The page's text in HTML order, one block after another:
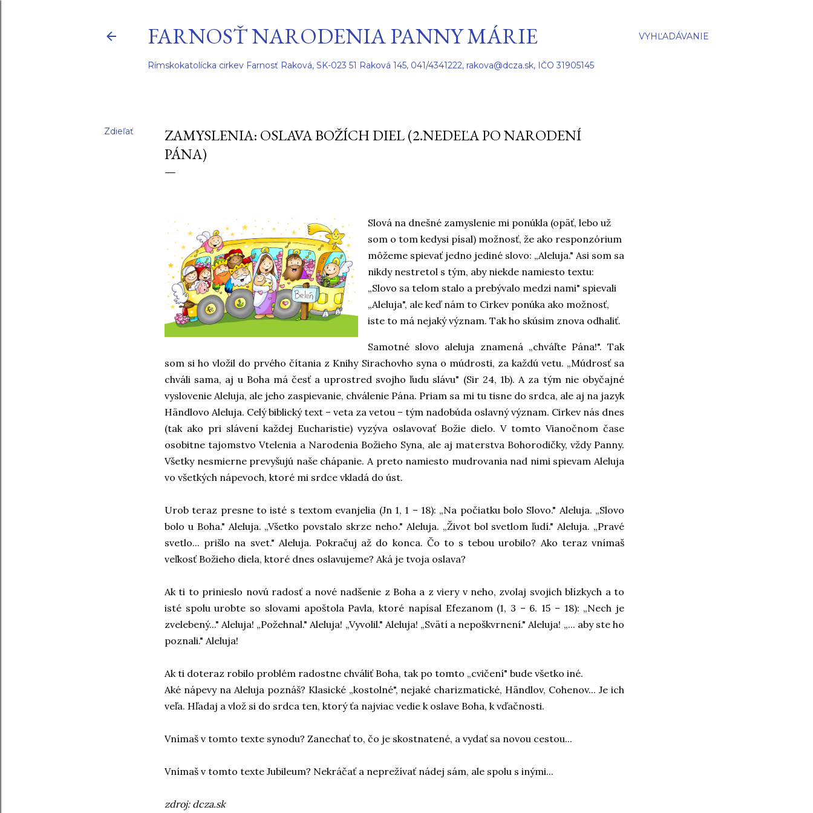
VYHĽADÁVANIE
FARNOSŤ NARODENIA PANNY MÁRIE
Rímskokatolícka cirkev Farnosť Raková, SK-023 51 Raková 145, 041/4341222, rakova@dcza.sk, IČO 31905145
Zdieľať
ZAMYSLENIA: OSLAVA BOŽÍCH DIEL (2.NEDEĽA PO NARODENÍ
PÁNA)
Slová na dnešné zamyslenie mi ponúkla (opäť, lebo už
som o tom kedysi písal) možnosť, že ako responzórium
môžeme spievať jedno jediné slovo: „Aleluja." Asi som sa
nikdy nestretol s tým, aby niekde namiesto textu:
„Slovo sa telom stalo a prebývalo medzi nami" spievali
„Aleluja", ale keď nám to Cirkev ponúka ako možnosť,
iste to má nejaký význam. Tak ho skúsim znova odhaliť.
Samotné slovo aleluja znamená „chváľte Pána!". Tak
som si ho vložil do prvého čítania z Knihy Sirachovho syna o múdrosti, za každú vetu. „Múdrosť sa
chváli sama, aj u Boha má česť a uprostred svojho ľudu slávu" (Sir 24, 1b). A za tým nie obyčajné
vyslovenie Aleluja, ale jeho zaspievanie, chválenie Pána. Priam sa mi tu tisne do srdca, ale aj na jazyk
Händlovo Aleluja. Celý biblický text – veta za vetou – tým nadobúda oslavný význam. Cirkev nás dnes
(tak ako pri slávení každej Eucharistie) vyzýva oslavovať Božie dielo. V tomto Vianočnom čase
osobitne tajomstvo Vtelenia a Narodenia Božieho Syna, ale aj materstva Bohorodičky, vždy Panny.
Všetky nesmierne prevyšujú naše chápanie. A preto namiesto mudrovania nad nimi spievam Aleluja
vo všetkých nápevoch, ktoré mi srdce vkladá do úst.
Urob teraz presne to isté s textom evanjelia (Jn 1, 1 – 18): „Na počiatku bolo Slovo." Aleluja. „Slovo
bolo u Boha." Aleluja. „Všetko povstalo skrze neho." Aleluja. „Život bol svetlom ľudí." Aleluja. „Pravé
svetlo... prišlo na svet." Aleluja. Pokračuj až do konca. Čo to s tebou urobilo? Ako teraz vnímaš
veľkosť Božieho diela, ktoré dnes oslavujeme? Aká je tvoja oslava?
Ak ti to prinieslo novú radosť a nové nadšenie z Boha a z viery v neho, zvolaj svojich blízkych a to
isté spolu urobte so slovami apoštola Pavla, ktoré napísal Efezanom (1, 3 – 6. 15 – 18): „Nech je
zvelebený..." Aleluja! „Požehnal." Aleluja! „Vyvolil." Aleluja! „Svätí a nepoškvrnení." Aleluja! „... aby ste ho
poznali." Aleluja!
Ak ti doteraz robilo problém radostne chváliť Boha, tak po tomto „cvičení" bude všetko iné.
Aké nápevy na Aleluja poznáš? Klasické „kostolné", nejaké charizmatické, Händlov, Cohenov... Je ich
veľa. Hľadaj a vlož si do srdca ten, ktorý ťa najviac vedie k oslave Boha, k vďačnosti.
Vnímaš v tomto texte synodu? Zanechať to, čo je skostnatené, a vydať sa novou cestou...
Vnímaš v tomto texte Jubileum? Nekráčať a neprežívať nádej sám, ale spolu s inými...
zdroj: dcza.sk